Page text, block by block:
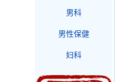
男科
男性保健
妇科